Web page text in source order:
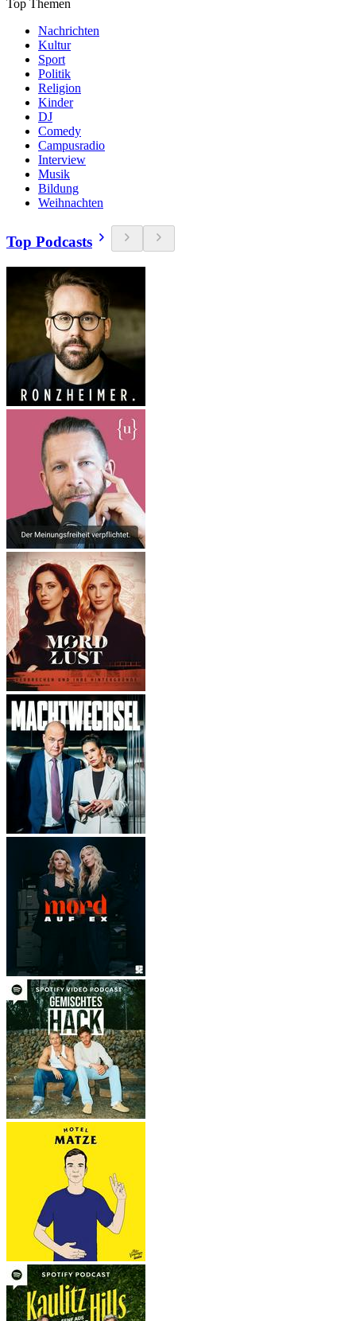
Top Themen
Nachrichten
Kultur
Sport
Politik
Religion
Kinder
DJ
Comedy
Campusradio
Interview
Musik
Bildung
Weihnachten
Top Podcasts